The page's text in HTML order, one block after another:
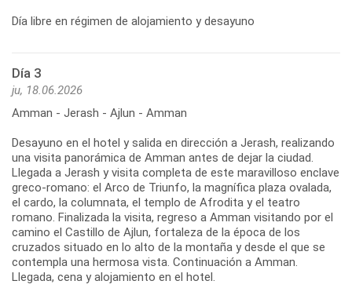
Día libre en régimen de alojamiento y desayuno
Día 3
ju, 18.06.2026
Amman - Jerash - Ajlun - Amman
Desayuno en el hotel y salida en dirección a Jerash, realizando
una visita panorámica de Amman antes de dejar la ciudad.
Llegada a Jerash y visita completa de este maravilloso enclave
greco-romano: el Arco de Triunfo, la magnífica plaza ovalada,
el cardo, la columnata, el templo de Afrodita y el teatro
romano. Finalizada la visita, regreso a Amman visitando por el
camino el Castillo de Ajlun, fortaleza de la época de los
cruzados situado en lo alto de la montaña y desde el que se
contempla una hermosa vista. Continuación a Amman.
Llegada, cena y alojamiento en el hotel.